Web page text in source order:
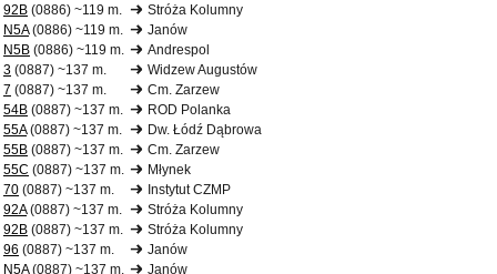
92B (0886) ~119 m.
Stróża Kolumny
N5A(0886) ~119 m.
Janów
N5B (0886) ~119 m.
Andrespol
3 (0887) ~137 m.
Widzew Augustów
7 (0887) ~137 m.
Cm. Zarzew
54B (0887) ~137 m.
ROD Polanka
55A(0887) ~137 m.
Dw. Łódź Dąbrowa
55B (0887) ~137 m.
Cm. Zarzew
55C (0887) ~137 m.
Młynek
70 (0887) ~137 m.
Instytut CZMP
92A(0887) ~137 m.
Stróża Kolumny
92B (0887) ~137 m.
Stróża Kolumny
96 (0887) ~137 m.
Janów
N5A(0887) ~137 m.
Janów